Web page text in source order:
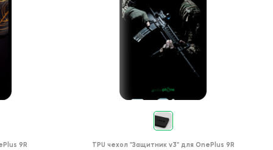
9R TPU чехол "Защитник v3" для OnePlus 9R